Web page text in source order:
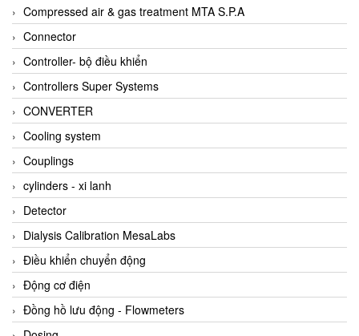
AKUSENSE
ALA OFFICINE SPA
Albrecht-Automatik Viet Nam
Allen Bradley Vietnam
Alpha Moisture Vietnam
Alpha-Achem Vietnam
Alphino
ALRE-IT Vietnam
Altech
Amarillo Gear
Ametek
AMPTRON Vietnam
AND Vietnam
ANDERSON-NEGELE
Compressed air & gas treatment MTA S.P.A
Connector
Controller- bộ điều khiển
Controllers Super Systems
CONVERTER
Cooling system
Couplings
cylinders - xi lanh
Detector
Dialysis Calibration MesaLabs
Điều khiển chuyển động
Động cơ điện
Đồng hồ lưu động - Flowmeters